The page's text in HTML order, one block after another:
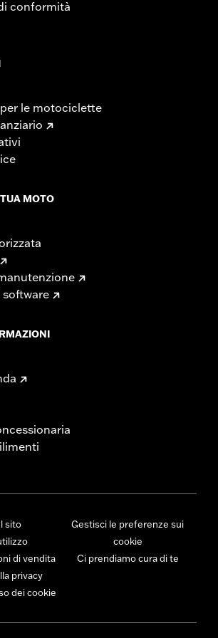
conformità
le motociclette
MOTO
sito
di vendita
privacy
dei cookie
Gestisci le preferenze sui
cookie
Ci prendiamo cura di te